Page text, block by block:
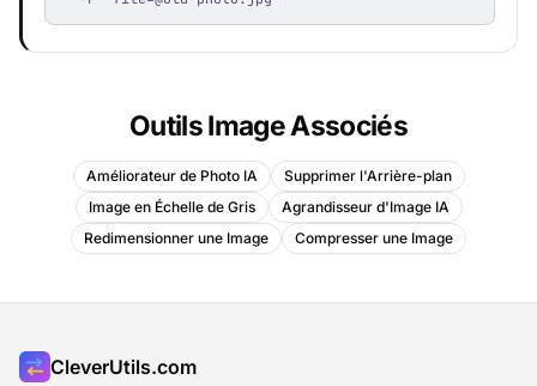
Outils Image Associés
Améliorateur de Photo IA
Supprimer l'Arrière-plan
Image en Échelle de Gris
Agrandisseur d'Image IA
Redimensionner une Image
Compresser une Image
CleverUtils.com